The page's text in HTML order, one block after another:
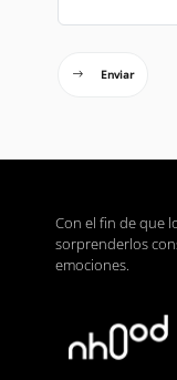
Enviar
Con el fin de que
sorprenderlos
emociones.